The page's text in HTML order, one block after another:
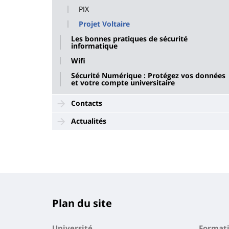
PIX
Projet Voltaire
Les bonnes pratiques de sécurité
informatique
Wifi
Sécurité Numérique : Protégez vos données
et votre compte universitaire
Contacts
Actualités
Plan du site